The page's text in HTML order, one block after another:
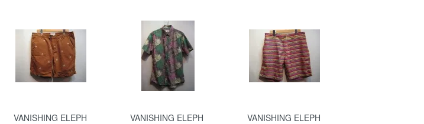
VANISHING ELEPH
VANISHING ELEPH
VANISHING ELEPH